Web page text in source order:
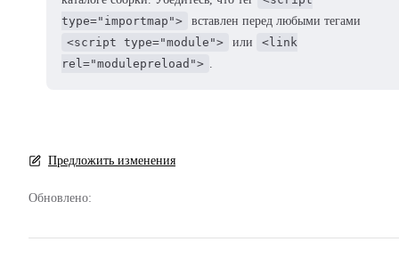
type="importmap">
вставлен перед любыми тегами
<script type="module">
или
<link
rel="modulepreload">
Предложить изменения
Обновлено: